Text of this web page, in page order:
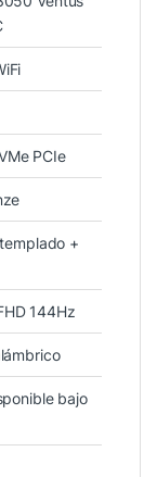
PCIe
+
144Hz
bajo